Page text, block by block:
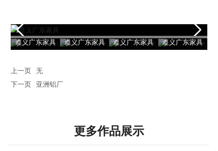
遵义广东家具 遵义广东家具 遵义广东家具 遵义广东家具
上一页
无
亚洲铝厂
下一页
更多作品展示